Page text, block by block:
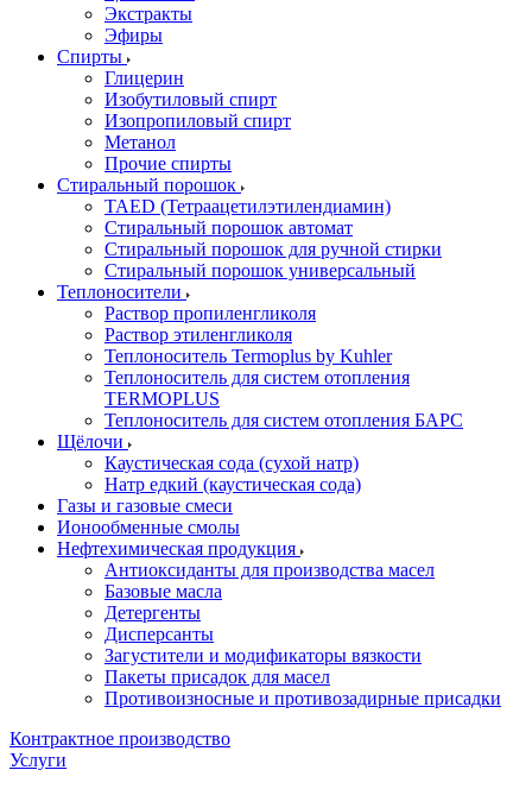
Экстракты
Эфиры
Спирты
Глицерин
Изобутиловый спирт
Изопропиловый спирт
Метанол
Прочие спирты
Стиральный порошок
TAED (Тетраацетилэтилендиамин)
Стиральный порошок автомат
Стиральный порошок для ручной стирки
Стиральный порошок универсальный
Теплоносители
Раствор пропиленгликоля
Раствор этиленгликоля
Теплоноситель Termoplus by Kuhler
Теплоноситель для систем отопления
TERMOPLUS
Теплоноситель для систем отопления БАРС
Щёлочи
Каустическая сода (сухой натр)
Натр едкий (каустическая сода)
Газы и газовые смеси
Ионообменные смолы
Нефтехимическая продукция
Антиоксиданты для производства масел
Базовые масла
Детергенты
Дисперсанты
Загустители и модификаторы вязкости
Пакеты присадок для масел
Противоизносные и противозадирные присадки
Контрактное производство
Услуги